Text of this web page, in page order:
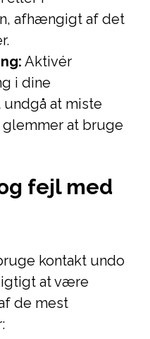
afhængigt af det
Aktivér
i dine
at miste
at bruge
fejl med
kontakt undo
at være
de mest